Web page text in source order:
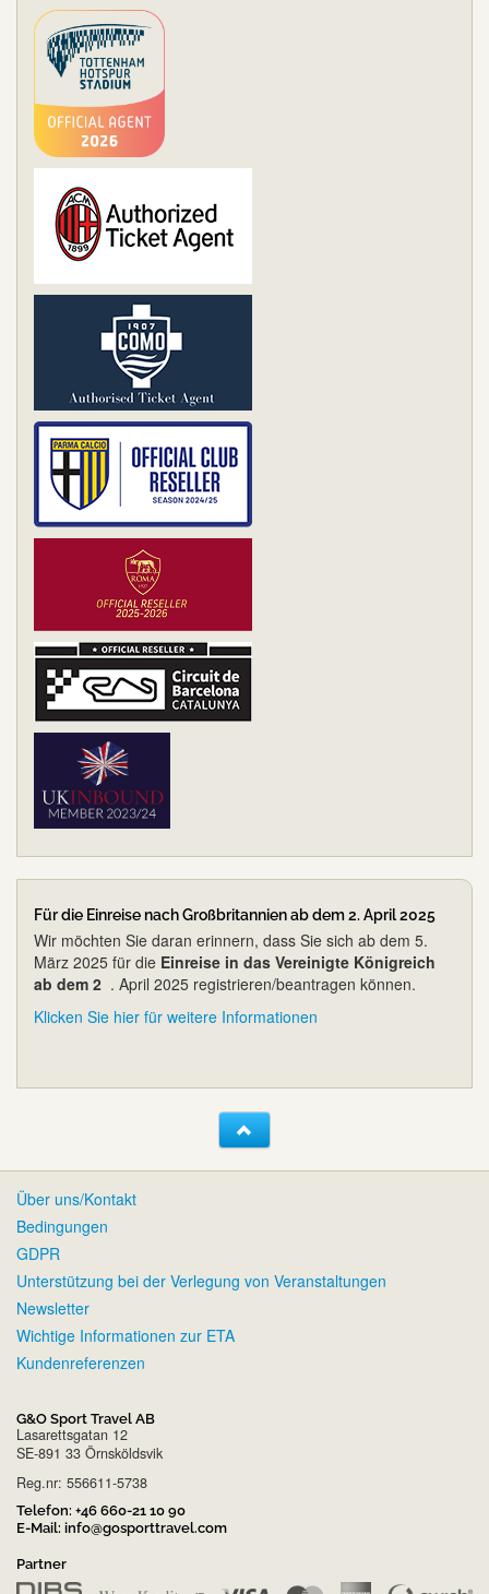
Für die Einreise nach Großbritannien ab dem 2. April 2025
Wir möchten Sie daran erinnern, dass Sie sich ab dem 5.
März 2025 für die Einreise in das Vereinigte Königreich
ab dem 2 . April 2025 registrieren/beantragen können.
Klicken Sie hier für weitere Informationen
Über uns/Kontakt
Bedingungen
GDPR
Unterstützung bei der Verlegung von Veranstaltungen
Newsletter
Wichtige Informationen zur ETA
Kundenreferenzen
G&O Sport Travel AB
Lasarettsgatan 12
SE-891 33 Örnsköldsvik
Reg.nr: 556611-5738
Telefon: +46 660-21 10 90
E-Mail: info@gosporttravel.com
Partner